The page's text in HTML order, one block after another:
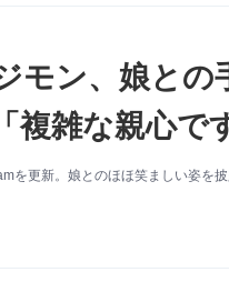
モン、娘との
雑な親心で
を更新。娘とのほほ笑ましい姿を